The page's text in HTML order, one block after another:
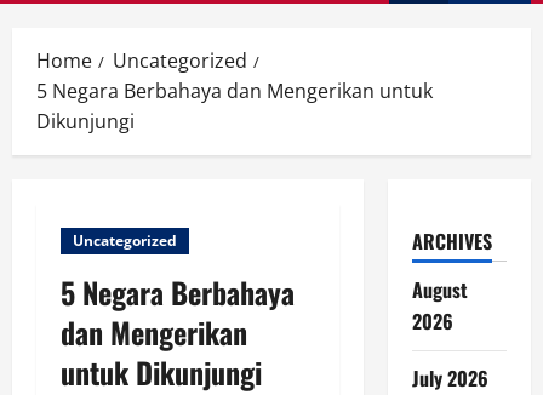
Home
Uncategorized
5 Negara Berbahaya dan Mengerikan untuk
Dikunjungi
Uncategorized
5 Negara Berbahaya
dan Mengerikan
untuk Dikunjungi
ARCHIVES
August
2026
July 2026